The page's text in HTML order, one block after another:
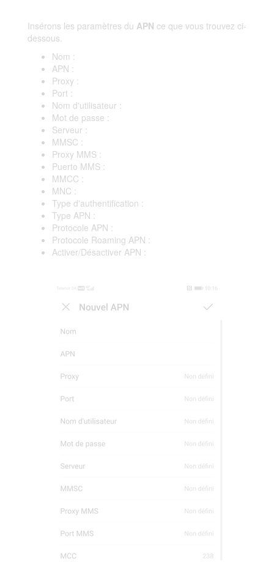
Insérons les paramètres du APN ce que vous trouvez ci-
dessous.
Nom :
APN :
Proxy :
Port :
Nom d'utilisateur :
Mot de passe :
Serveur :
MMSC :
Proxy MMS :
Puerto MMS :
MMCC :
MNC :
Type d'authentification :
Type APN :
Protocole APN :
Protocole Roaming APN :
Activer/Désactiver APN :